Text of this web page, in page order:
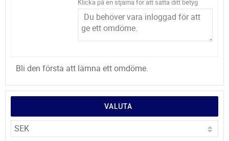
Klicka på en stjärna för att sätta ditt betyg
Bli den första att lämna ett omdöme.
VALUTA